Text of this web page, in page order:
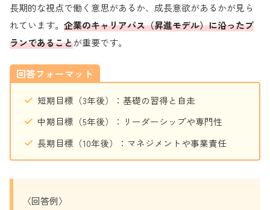
長期的な視点で働く意思があるか、成長意欲があるかが見ら
れています。 企業のキャリアパス（昇進モデル）に沿ったプ
ランであることが重要です。
回答フォーマット
短期目標（3年後）：基礎の習得と自走
中期目標（5年後）：リーダーシップや専門性
長期目標（10年後）：マネジメントや事業責任
〈回答例〉